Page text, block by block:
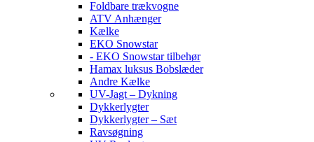
Foldbare trækvogne
ATV Anhænger
Kælke
EKO Snowstar
- EKO Snowstar tilbehør
Hamax luksus Bobslæder
Andre Kælke
UV-Jagt – Dykning
Dykkerlygter
Dykkerlygter – Sæt
Ravsøgning